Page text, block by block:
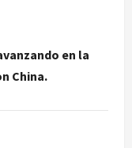
en la
China.